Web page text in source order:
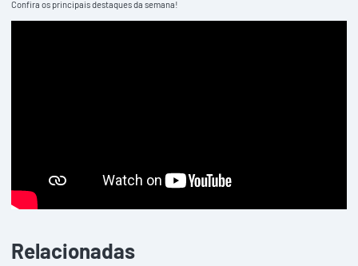
Confira os principais destaques da semana!
Relacionadas